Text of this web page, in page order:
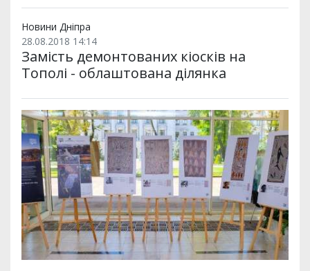
Новини Дніпра
28.08.2018 14:14
Замість демонтованих кіосків на
Тополі - облаштована ділянка